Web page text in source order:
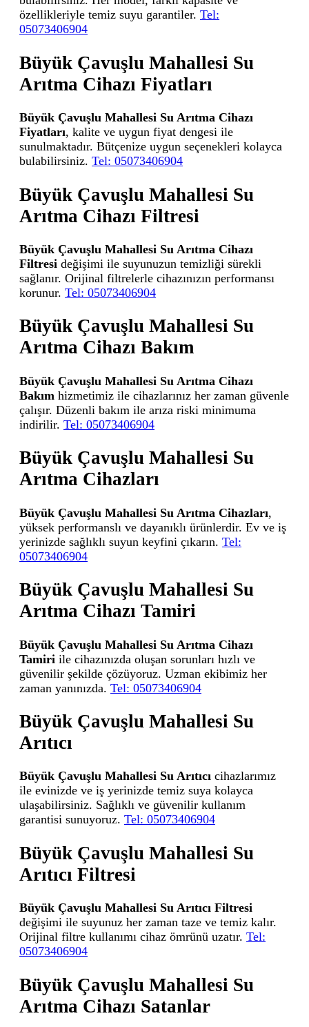
özellikleriyle temiz suyu garantiler. Tel:
05073406904
Büyük Çavuşlu Mahallesi Su
Arıtma Cihazı Fiyatları
Büyük Çavuşlu Mahallesi Su Arıtma Cihazı
Fiyatları, kalite ve uygun fiyat dengesi ile
sunulmaktadır. Bütçenize uygun seçenekleri kolayca
bulabilirsiniz. Tel: 05073406904
Büyük Çavuşlu Mahallesi Su
Arıtma Cihazı Filtresi
Büyük Çavuşlu Mahallesi Su Arıtma Cihazı
Filtresi değişimi ile suyunuzun temizliği sürekli
sağlanır. Orijinal filtrelerle cihazınızın performansı
korunur. Tel: 05073406904
Büyük Çavuşlu Mahallesi Su
Arıtma Cihazı Bakım
Büyük Çavuşlu Mahallesi Su Arıtma Cihazı
Bakım hizmetimiz ile cihazlarınız her zaman güvenle
çalışır. Düzenli bakım ile arıza riski minimuma
indirilir. Tel: 05073406904
Büyük Çavuşlu Mahallesi Su
Arıtma Cihazları
Büyük Çavuşlu Mahallesi Su Arıtma Cihazları,
yüksek performanslı ve dayanıklı ürünlerdir. Ev ve iş
yerinizde sağlıklı suyun keyfini çıkarın. Tel:
05073406904
Büyük Çavuşlu Mahallesi Su
Arıtma Cihazı Tamiri
Büyük Çavuşlu Mahallesi Su Arıtma Cihazı
Tamiri ile cihazınızda oluşan sorunları hızlı ve
güvenilir şekilde çözüyoruz. Uzman ekibimiz her
zaman yanınızda. Tel: 05073406904
Büyük Çavuşlu Mahallesi Su
Arıtıcı
Büyük Çavuşlu Mahallesi Su Arıtıcı cihazlarımız
ile evinizde ve iş yerinizde temiz suya kolayca
ulaşabilirsiniz. Sağlıklı ve güvenilir kullanım
garantisi sunuyoruz. Tel: 05073406904
Büyük Çavuşlu Mahallesi Su
Arıtıcı Filtresi
Büyük Çavuşlu Mahallesi Su Arıtıcı Filtresi
değişimi ile suyunuz her zaman taze ve temiz kalır.
Orijinal filtre kullanımı cihaz ömrünü uzatır. Tel:
05073406904
Büyük Çavuşlu Mahallesi Su
Arıtma Cihazı Satanlar